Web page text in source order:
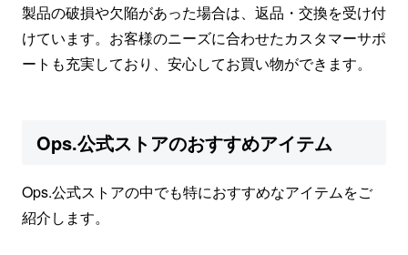
製品の破損や欠陥があった場合は、返品・交換を受け付
けています。お客様のニーズに合わせたカスタマーサポ
ートも充実しており、安心してお買い物ができます。
Ops.公式ストアのおすすめアイテム
Ops.公式ストアの中でも特におすすめなアイテムをご
紹介します。